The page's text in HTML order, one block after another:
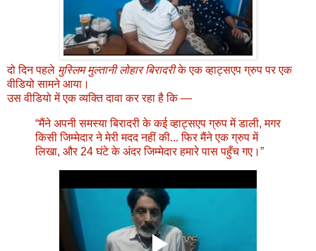
दो दिन पहले मुस्लिम मुल्तानी लोहार बिरादरीके एक व्हाट्सएप ग्रुप पर एक
वीडियो सामने आया।
उस वीडियो में एक व्यक्ति दावा कर रहा है कि —
“मैंने अपनी समस्या बिरादरी के कई व्हाट्सएप ग्रुप में डाली, मगर
किसी जिम्मेदार ने मेरी मदद नहीं की... फिर मैंने एक ग्रुप में
लिखा, और 24 घंटे के अंदर जिम्मेदार हमारे पास पहुँच गए।”